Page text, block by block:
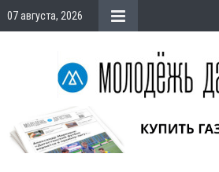
07 августа, 2026